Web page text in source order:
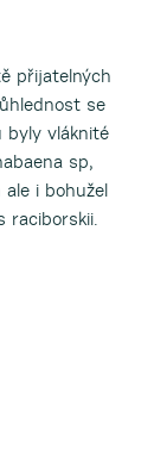
přijatelných
se
byly vláknité
sp,
i bohužel
raciborskii.